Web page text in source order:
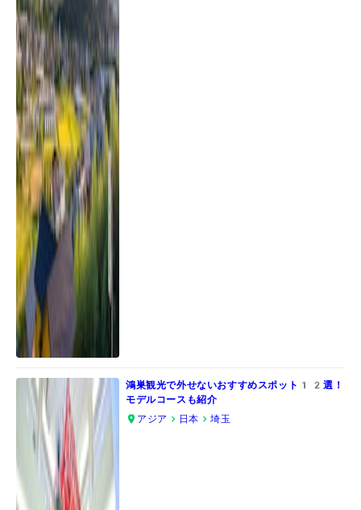
鴻巣観光で外せないおすすめスポット12選！
モデルコースも紹介
アジア
日本 埼玉